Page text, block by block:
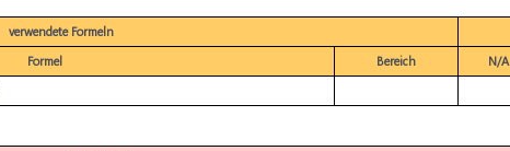
verwendete Formeln
Formel Bereich
N/A